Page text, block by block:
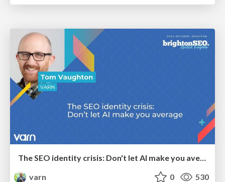
The SEO identity crisis: Don't let AI make you average
varn
0 530